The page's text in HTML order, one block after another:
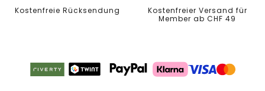
Kostenfreie Rücksendung
Kostenfreier Versand für
Member ab CHF 49